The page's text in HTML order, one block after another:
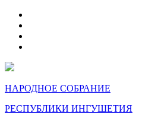
НАРОДНОЕ СОБРАНИЕ
РЕСПУБЛИКИ ИНГУШЕТИЯ